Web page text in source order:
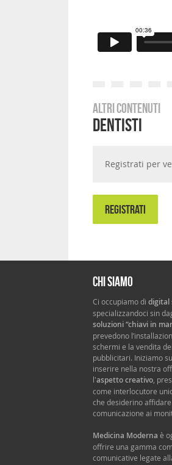
Altri contenuti
Dentisti
Registrati per
REGISTRATI
Chi siamo
Ci occupiamo di digital
specializzandoci sin
soluzioni “chiavi in
prevedono
schermi e la vendita
pubblicitari. Iniziamo
inserire nella nostra
l'aspetto creativo ,
come interlocutore
che desiderino
comunicazione ai
Medicina Moderna è
offrire una gamma
comunicative legate